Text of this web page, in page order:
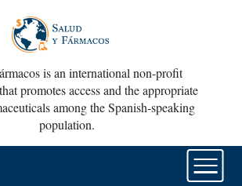
is an international non-profit
promotes access and the appropriate
among the Spanish-speaking
population.